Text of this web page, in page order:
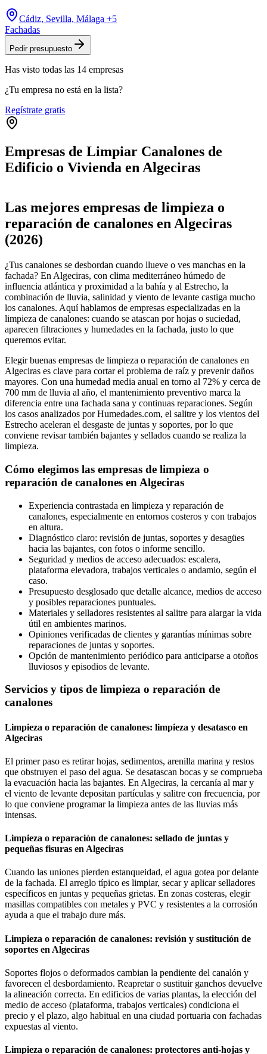
Cádiz, Sevilla, Málaga +5
Fachadas
Pedir presupuesto
Has visto todas las 14 empresas
¿Tu empresa no está en la lista?
Regístrate gratis
Empresas de Limpiar Canalones de
Edificio o Vivienda en Algeciras
+
−
Las mejores empresas de limpieza o
reparación de canalones en Algeciras
(2026)
¿Tus canalones se desbordan cuando llueve o ves manchas en la
fachada? En Algeciras, con clima mediterráneo húmedo de
influencia atlántica y proximidad a la bahía y al Estrecho, la
combinación de lluvia, salinidad y viento de levante castiga mucho
los canalones. Aquí hablamos de empresas especializadas en la
limpieza de canalones: cuando se atascan por hojas o suciedad,
aparecen filtraciones y humedades en la fachada, justo lo que
queremos evitar.
Elegir buenas empresas de limpieza o reparación de canalones en
Algeciras es clave para cortar el problema de raíz y prevenir daños
mayores. Con una humedad media anual en torno al 72% y cerca de
700 mm de lluvia al año, el mantenimiento preventivo marca la
diferencia entre una fachada sana y continuas reparaciones. Según
los casos analizados por Humedades.com, el salitre y los vientos del
Estrecho aceleran el desgaste de juntas y soportes, por lo que
conviene revisar también bajantes y sellados cuando se realiza la
limpieza.
Cómo elegimos las empresas de limpieza o
reparación de canalones en Algeciras
Experiencia contrastada en limpieza y reparación de
canalones, especialmente en entornos costeros y con trabajos
en altura.
Diagnóstico claro: revisión de juntas, soportes y desagües
hacia las bajantes, con fotos o informe sencillo.
Seguridad y medios de acceso adecuados: escalera,
plataforma elevadora, trabajos verticales o andamio, según el
caso.
Presupuesto desglosado que detalle alcance, medios de acceso
y posibles reparaciones puntuales.
Materiales y selladores resistentes al salitre para alargar la vida
útil en ambientes marinos.
Opiniones verificadas de clientes y garantías mínimas sobre
reparaciones de juntas y soportes.
Opción de mantenimiento periódico para anticiparse a otoños
lluviosos y episodios de levante.
Servicios y tipos de limpieza o reparación de
canalones
Limpieza o reparación de canalones: limpieza y desatasco en
Algeciras
El primer paso es retirar hojas, sedimentos, arenilla marina y restos
que obstruyen el paso del agua. Se desatascan bocas y se comprueba
la evacuación hacia las bajantes. En Algeciras, la cercanía al mar y
el viento de levante depositan partículas y salitre con frecuencia, por
lo que conviene programar la limpieza antes de las lluvias más
intensas.
Limpieza o reparación de canalones: sellado de juntas y
pequeñas fisuras en Algeciras
Cuando las uniones pierden estanqueidad, el agua gotea por delante
de la fachada. El arreglo típico es limpiar, secar y aplicar selladores
específicos en juntas y pequeñas grietas. En zonas costeras, elegir
masillas compatibles con metales y PVC y resistentes a la corrosión
ayuda a que el trabajo dure más.
Limpieza o reparación de canalones: revisión y sustitución de
soportes en Algeciras
Soportes flojos o deformados cambian la pendiente del canalón y
favorecen el desbordamiento. Reapretar o sustituir ganchos devuelve
la alineación correcta. En edificios de varias plantas, la elección del
medio de acceso (plataforma, trabajos verticales) condiciona el
precio y el plazo, algo habitual en una ciudad portuaria con fachadas
expuestas al viento.
Limpieza o reparación de canalones: protectores anti-hojas y